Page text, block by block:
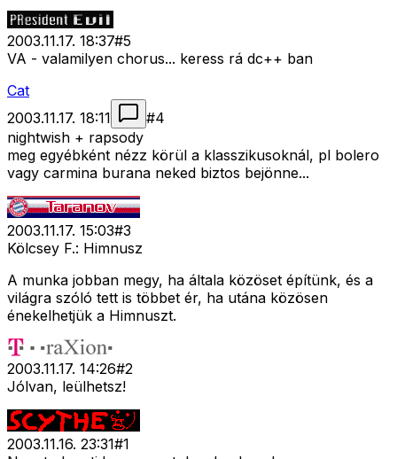
2003.11.17. 18:37#5
VA - valamilyen chorus... keress rá dc++ ban
Cat
2003.11.17. 18:11
#4
nightwish + rapsody
meg egyébként nézz körül a klasszikusoknál, pl bolero
vagy carmina burana neked biztos bejönne...
2003.11.17. 15:03#3
Kölcsey F.: Himnusz
A munka jobban megy, ha általa közöset építünk, és a
világra szóló tett is többet ér, ha utána közösen
énekelhetjük a Himnuszt.
2003.11.17. 14:26#2
Jólvan, leülhetsz!
2003.11.16. 23:31#1